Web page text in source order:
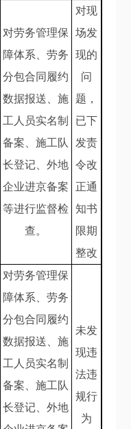
对劳务管理保
障体系、劳务
分包合同履约
数据报送、施
工人员实名制
备案、施工队
长登记、外地
企业进京备案
等进行监督检
查。
对现
场发
现的
问
题，
已下
发责
令改
正通
知书
限期
整改
对劳务管理保
障体系、劳务
分包合同履约
数据报送、施
工人员实名制
备案、施工队
长登记、外地
未发
现违
法违
规行
为